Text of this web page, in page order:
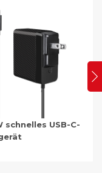
10 Ports für
und Konferenzräume.
3-Port PD3.1 USB-
GaN-